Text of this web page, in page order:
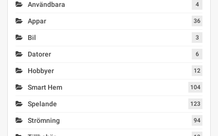
Användbara 4
Appar 36
Bil 3
Datorer 6
Hobbyer 12
Smart Hem 104
Spelande 123
Strömning 94